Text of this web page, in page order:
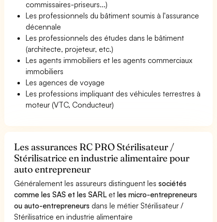
commissaires-priseurs...)
Les professionnels du bâtiment soumis à l'assurance
décennale
Les professionnels des études dans le bâtiment
(architecte, projeteur, etc.)
Les agents immobiliers et les agents commerciaux
immobiliers
Les agences de voyage
Les professions impliquant des véhicules terrestres à
moteur (VTC, Conducteur)
Les assurances RC PRO Stérilisateur /
Stérilisatrice en industrie alimentaire pour
auto entrepreneur
Généralement les assureurs distinguent lessociétés
comme les SAS et les SARL etles micro-entrepreneurs
ou auto-entrepreneurs dans le métier Stérilisateur /
Stérilisatrice en industrie alimentaire